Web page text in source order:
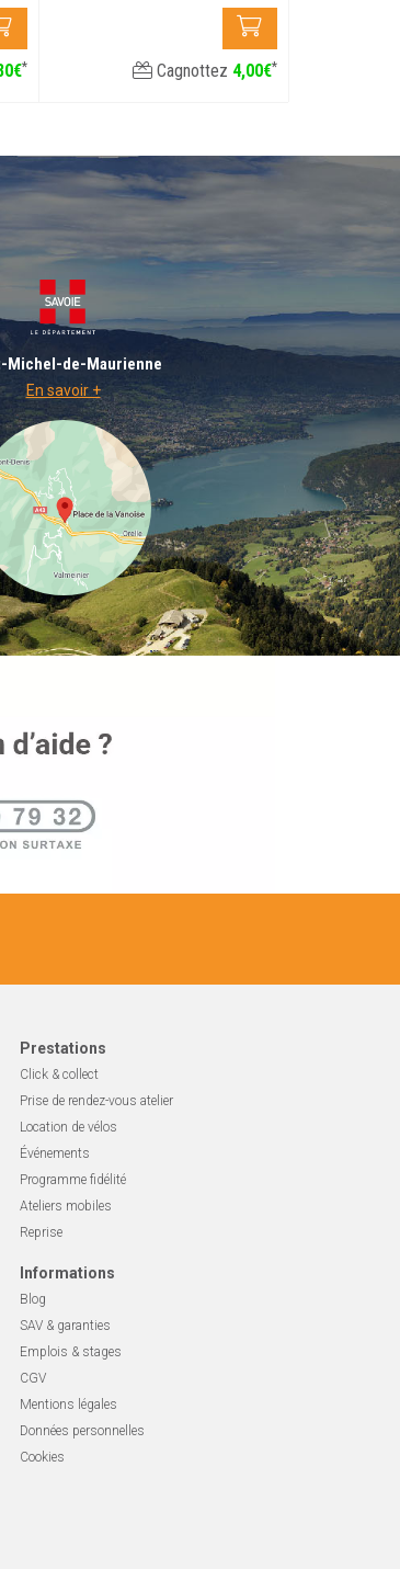
€* Cagnottez 4,00€*
Michel-de-Maurienne
En savoir +
Prestations
Click & collect
Prise de rendez-vous atelier
Location de vélos
Événements
Programme fidélité
Ateliers mobiles
Reprise
Informations
Blog
SAV & garanties
Emplois & stages
CGV
Mentions légales
Données personnelles
Cookies